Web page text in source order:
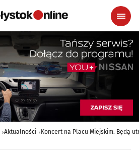
Aktualności Koncert na Placu Miejskim. Będą